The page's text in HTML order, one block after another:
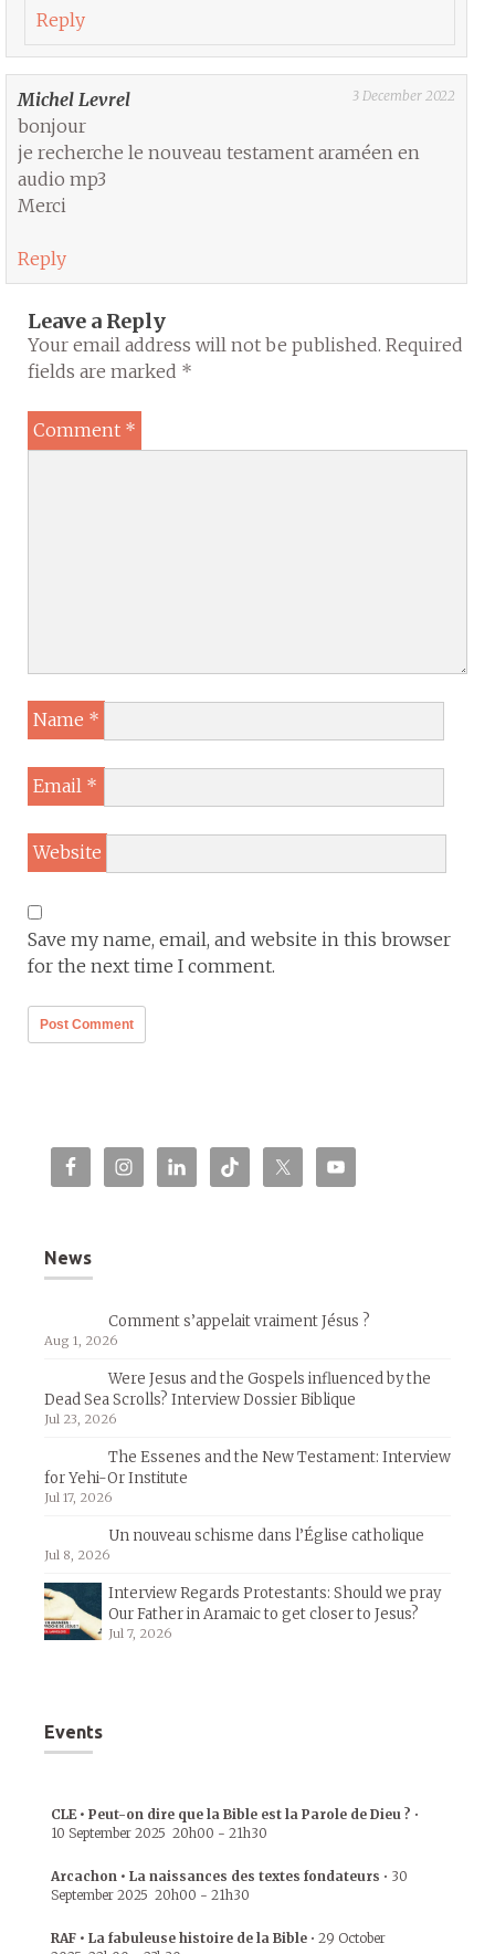
Reply
Michel Levrel 3 December 2022
bonjour
je recherche le nouveau testament araméen en
audio mp3
Merci
Reply
Leave a Reply
Your email address will not be published. Required
fields are marked *
Comment *
Name *
Email *
Website
Save my name, email, and website in this browser
for the next time I comment.
News
Comment s’appelait vraiment Jésus ?
Aug 1, 2026
Were Jesus and the Gospels influenced by the
Dead Sea Scrolls? Interview Dossier Biblique
Jul 23, 2026
The Essenes and the New Testament: Interview
for Yehi-Or Institute
Jul 17, 2026
Un nouveau schisme dans l’Église catholique
Jul 8, 2026
Interview Regards Protestants: Should we pray
Our Father in Aramaic to get closer to Jesus?
Jul 7, 2026
Events
CLE • Peut-on dire que la Bible est la Parole de Dieu ? •
10 September 2025 20h00 - 21h30
Arcachon • La naissances des textes fondateurs • 30
September 2025 20h00 - 21h30
RAF • La fabuleuse histoire de la Bible • 29 October